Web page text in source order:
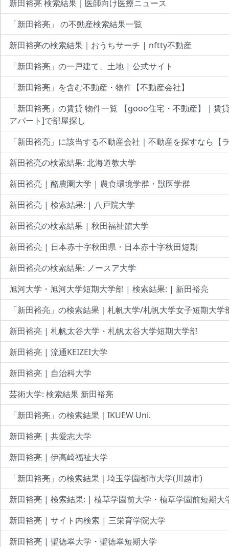
新田裕亮 検索結果｜医師向け医療ニュース
「新田裕亮」 の不動産検索結果一覧
新田裕亮の検索結果｜おうちサーチ | nftty不動産
「新田裕亮」の一戸建て、土地 | 公式サイト
「新田裕亮」を含む不動産・物件【不動産会社】
「新田裕亮」の賃貸 物件一覧 【gooo住宅・不動産】｜賃
アパート]で部屋探し
「新田裕亮」に該当する不動産会社｜不動産を探すなら【
新田裕亮の検索結果: 北海道教大学
新田裕亮 | 酪農園大学 | 農食環境学群・獣医学群
新田裕亮 | 検索結果: | 八戸院大学
新田裕亮の検索結果 | 秋田福祉館大学
新田裕亮 | 日本赤十字秋田県・日本赤十字秋田短期
新田裕亮の検索結果: ノースア大学
旭河大学・旭河大学短期大学部 | 検索結果: | 新田裕亮
「新田裕亮」の検索結果｜札帆大学/札帆大学女子短期大学
新田裕亮 | 札帆太谷大学・札帆太谷大学短期大学部
新田裕亮 | 流通KEIZEI大学
新田裕亮 | 自治科大学
芸術大学: 検索結果 新田裕亮
「新田裕亮」の検索結果｜IKUEW Uni.
新田裕亮 | 共愛志大学
新田裕亮 | 伊高崎福祉大学
「新田裕亮」の検索結果｜埼玉学園都市大学(川越市)
新田裕亮 | 検索結果: | 植草学園前大学・植草学園前短期大
新田裕亮 | サイト内検索 | 三栄育学院大学
新田裕亮 | 聖徳翠大学・聖徳翠短期大学